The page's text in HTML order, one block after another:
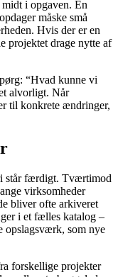
i opgaven. En
måske små
Hvis der er en
projektet drage nytte af
“Hvad kunne vi
alvorligt. Når
til konkrete ændringer,
står færdigt. Tværtimod
virksomheder
bliver ofte arkiveret
i et fælles katalog –
opslagsværk, som nye
forskellige projekter